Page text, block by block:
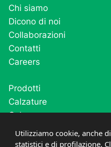
Chi siamo
Dicono di noi
Collaborazioni
Contatti
Careers
Prodotti
Calzature
Calze
Cutivel
Plantari
Utilizziamo cookie, anche
statistici e di profilazione.